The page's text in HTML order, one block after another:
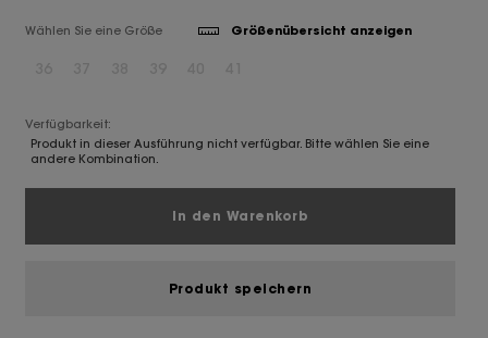
Wählen Sie eine Größe Größenübersicht anzeigen
Verfügbarkeit:
Produkt in dieser Ausführung nicht verfügbar. Bitte wählen Sie eine
andere Kombination.
In den Warenkorb
Produkt speichern